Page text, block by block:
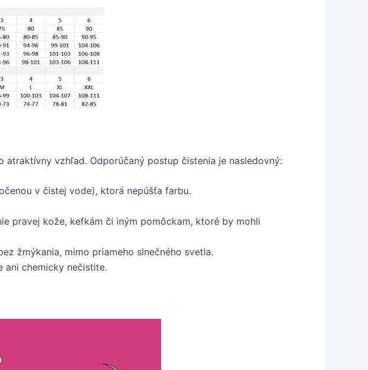
vzhľad. Odporúčaný postup čistenia je nasledovný:
v čistej vode), ktorá nepúšťa farbu.
pravej kože, kefkám či iným pomôckam, ktoré by mohli
žmýkania, mimo priameho slnečného svetla.
ani chemicky nečistite.